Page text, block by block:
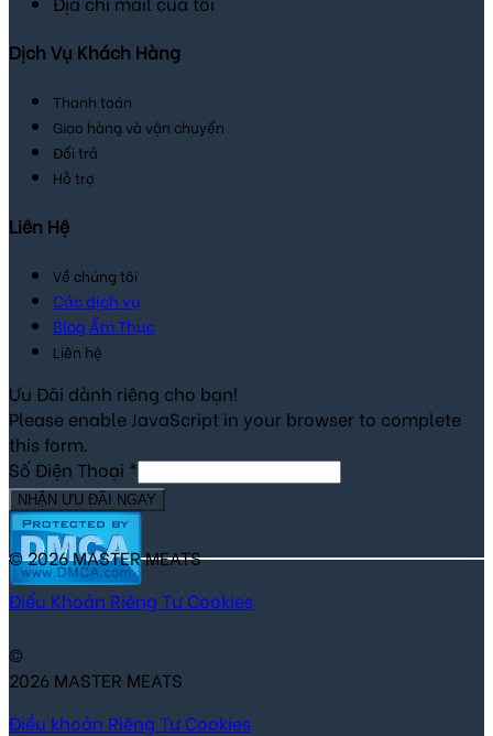
Dịch Vụ Khách Hàng
Thanh toán
Giao hàng và vận chuyển
Đổi trả
Hỗ trợ
Liên Hệ
Về chúng tôi
Các dịch vụ
Blog Ẩm Thực
Liên hệ
Ưu Đãi dành riêng cho bạn!
Please enable JavaScript in your browser to complete
this form.
Số Điện Thoại *
NHẬN ƯU ĐÃI NGAY
© 2026 MASTER MEATS
Điểu Khoản Riêng Tư Cookies
©
2026 MASTER MEATS
Điều khoản Riêng Tư Cookies